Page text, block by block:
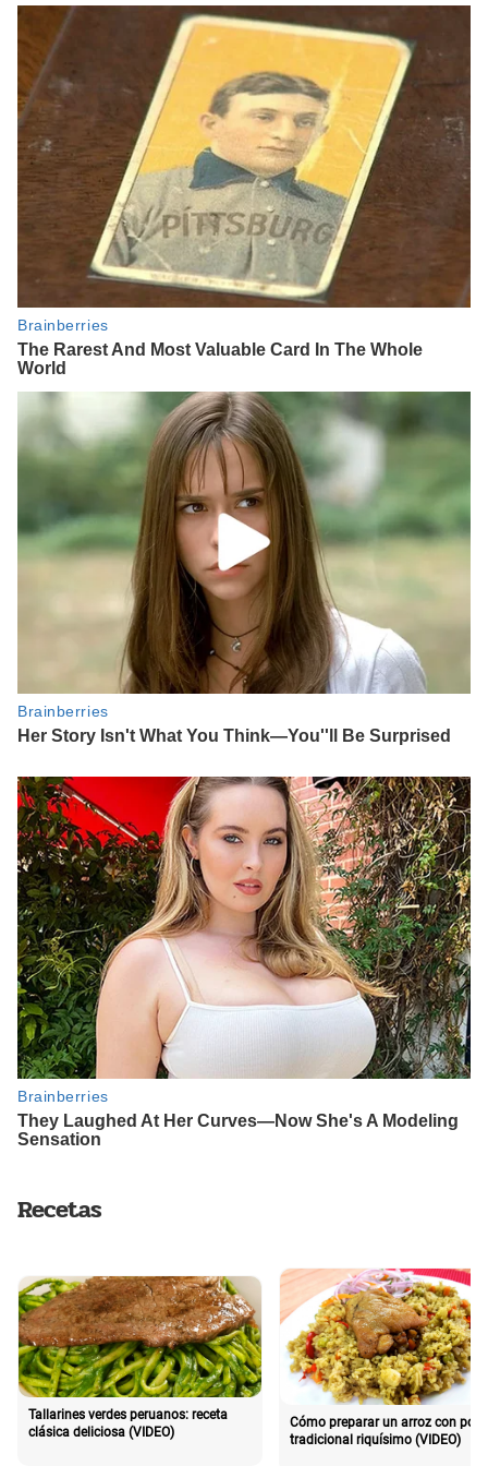
Recetas
Tallarines verdes peruanos: receta
clásica deliciosa (VIDEO)
Cómo preparar un arroz con pollo
tradicional riquísimo (VIDEO)